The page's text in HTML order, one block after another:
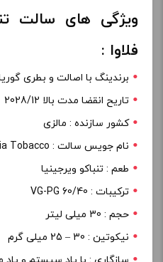
ویژگی های سالت
فلاوا :
برندینگ با اصالت و بطری
تاریح انقضا مدت بالا 2028/12
کشور سازنده : مالزی
نام جویس سالت : Virginia Tobacco
طعم : تنباکو ویرجینیا
ترکیبات : 60/40 VG-PG
حجم : 30 میلی لیتر
نیکوتین : 30 – 25 میلی گرم